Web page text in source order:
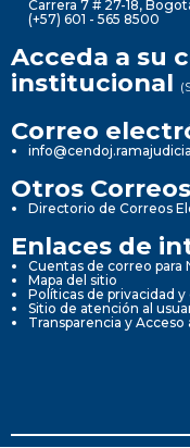
Carrera 7 # 27-18,
(+57) 601 - 565 8500
Acceda a su
institucional
Correo
Otros
Directorio de Correos
Enlaces de
Cuentas de correo para
Mapa del sitio
Políticas de privacidad
Sitio de atención al
Transparencia y